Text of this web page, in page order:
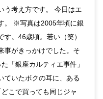
う考え方です。 今日はエ
。 ※写真は2005年頃に銀
。46歳頃。若い（笑）
事がきっかけでした。そ
「銀座カルティエ事件」
ていたボクの耳に、ある
こで買っても同じジャ